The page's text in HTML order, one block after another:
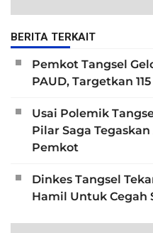
BERITA TERKAIT
Pemkot Tangsel
PAUD, Targetkan
Usai Polemik
Pilar Saga
Pemkot
Dinkes Tangsel
Hamil Untuk Cegah